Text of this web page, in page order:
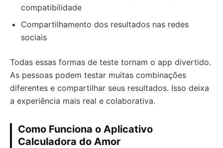
compatibilidade
Compartilhamento dos resultados nas redes
sociais
Todas essas formas de teste tornam o app divertido.
As pessoas podem testar muitas combinações
diferentes e compartilhar seus resultados. Isso deixa
a experiência mais real e colaborativa.
Como Funciona o Aplicativo
Calculadora do Amor